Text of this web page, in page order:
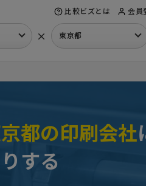
比較ビズとは 会員
× 東京都
都の印刷会社
する